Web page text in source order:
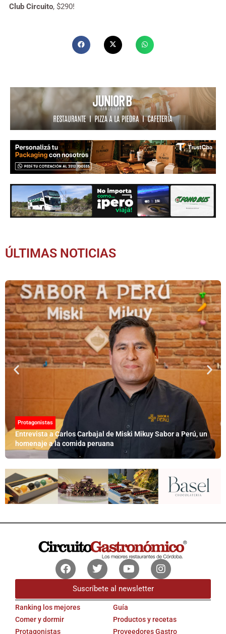
Club Circuito, $290!
ÚLTIMAS NOTICIAS
Protagonistas
Entrevista a Carlos Carbajal de Miski Mikuy Sabor a Perú, un
homenaje a la comida peruana
FacebookTwitterYoutubeInstagram
Suscríbete al newsletter
Ranking los mejores
Comer y dormir
Protagonistas
Guía
Productos y recetas
Proveedores Gastro